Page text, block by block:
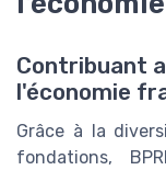
Contribuant
l'économie
Grâce à la
fondations,